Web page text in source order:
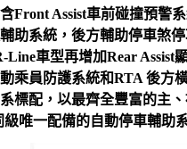
Front Assist車前碰撞預警
助系統，後方輔助停車煞
Line車型再增加Rear
乘員防護系統和RTA 後方
標配，以最齊全豐富的主
唯一配備的自動停車輔助